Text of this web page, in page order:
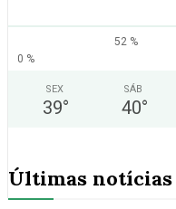
52 %
0 %
SEX
39°
SÁB
40°
Últimas notícias